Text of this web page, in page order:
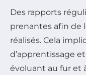
Des rapports
prenantes afin de
réalisés. Cela
d’apprentissage
évoluant au fur et